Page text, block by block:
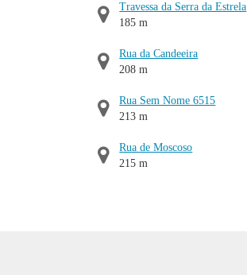
Travessa da Serra da Estrela
185 m
Rua da Candeeira
208 m
Rua Sem Nome 6515
213 m
Rua de Moscoso
215 m